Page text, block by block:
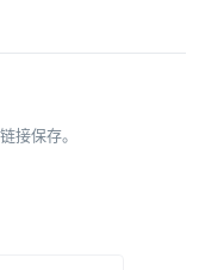
接保存。